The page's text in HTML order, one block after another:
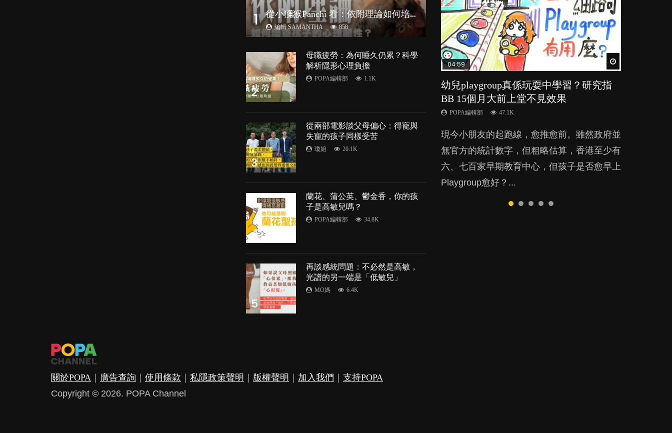
1 從
小獼猴Panchi 看：依附理論如何培養孩子心理韌性？
編輯 SAMANTHA 858
2
母職疲勞：為何睡久仍累？科學
解析隱形心理負擔
POPA編輯部 1.1K
3
從兩部電影談父母偏心：得寵與
失寵的孩子同樣受苦
瓊姐 20.1K
4
蘭花、蒲公英、鬱金香，你的孩
子是高敏兒嗎？
POPA編輯部 34.8K
5
再談感統問題：不必然是高敏，
光譜的另一端是「低敏兒」
MO媽 6.4K
04:59
幼兒playgroup真係玩耍中學習？研究指
BB 15個月大前上堂不見效果
POPA編輯部 47.1K
現今小朋友的起跑線，愈推愈前。雖然政府並
無官方的統計數字，但粗略估算，香港至少有
六、七百家早期教育中心，但孩子是否愈早上
Playgroup愈好？...
03:39
幼稚園遊戲課 如何刺激幼兒自發學習取
代獎勵與懲罰？
POPA編輯部 33.1K
由美國學者所創的 tools of the mind 課程，學
生以遊戲方式學習，學術能力和自制能力亦明
顯比其他小朋友優勝，到底這課程有何特別之
處？...
03:02
老公患產後憂鬱症對BB的影響
POPA編輯部 15.9K
後抑鬱，影響日常生活，嚴重的甚至會有自
殺，或傷害小朋友的念頭。但為何爸爸患上產
後抑鬱往往難以察覺？...
04:18
凡事以BB為中心，就係好爸媽？｜別忽
視父母的身心虛耗
POPA編輯部 31.5K
父母日夜無間、身心俱疲地照顧BB，如何做
到正向教養？部份父母更會為了小朋友放棄自
己的嗜好、減少出席朋友聚會等等，你以為會
換來美好的親子關係，有助小朋友成長，但原
04:06
全職好？在職好？｜全職媽媽與在職媽媽
的壓力與價值
POPA編輯部 25.8K
許多媽媽心底可能都有一刻掙扎過：究竟全職
好，還是在職好。雖說每個家庭都有自己的獨
特狀況和考慮因素，但原來全職和在職媽媽所
養育的子女其實都各有擅長。...
關於POPA 廣告查詢 使用條款 私隱政策聲明 版權聲明 加入我們
支持POPA
Copyright © 2026. POPA Channel